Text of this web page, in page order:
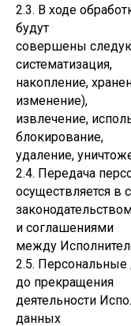
2.3. В ходе
будут
совершены
систематизация,
накопление,
изменение),
извлечение,
блокирование,
удаление,
2.4. Передача
осуществляется в
и соглашениями
между
2.5.
до прекращения
деятельности
данных